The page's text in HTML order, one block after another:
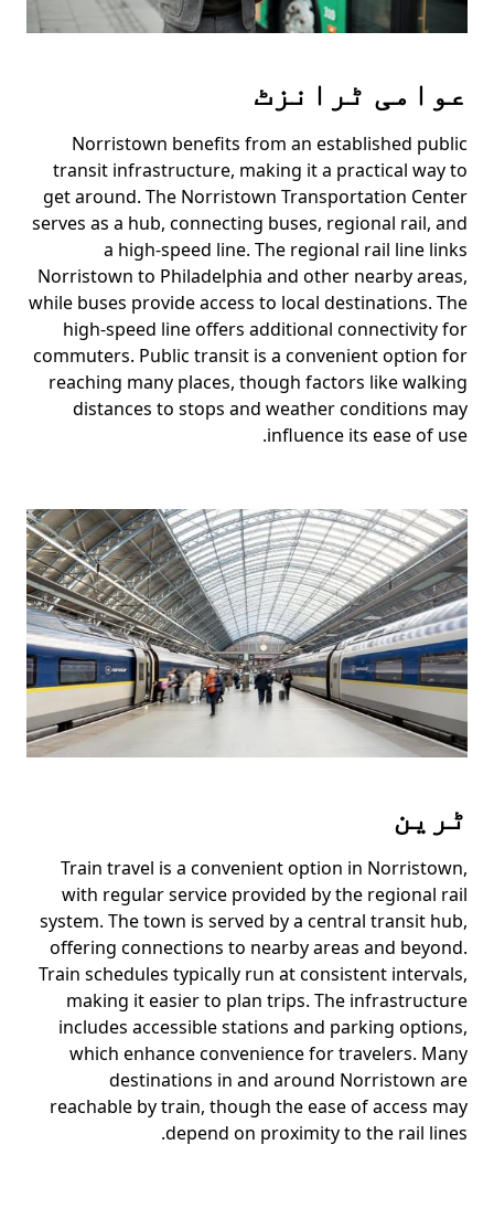
عوامی ٹرانزٹ
Norristown benefits from an established public
transit infrastructure, making it a practical way to
get around. The Norristown Transportation Center
serves as a hub, connecting buses, regional rail, and
a high-speed line. The regional rail line links
Norristown to Philadelphia and other nearby areas,
while buses provide access to local destinations. The
high-speed line offers additional connectivity for
commuters. Public transit is a convenient option for
reaching many places, though factors like walking
distances to stops and weather conditions may
influence its ease of use.
ٹرین
Train travel is a convenient option in Norristown,
with regular service provided by the regional rail
system. The town is served by a central transit hub,
offering connections to nearby areas and beyond.
Train schedules typically run at consistent intervals,
making it easier to plan trips. The infrastructure
includes accessible stations and parking options,
which enhance convenience for travelers. Many
destinations in and around Norristown are
reachable by train, though the ease of access may
depend on proximity to the rail lines.